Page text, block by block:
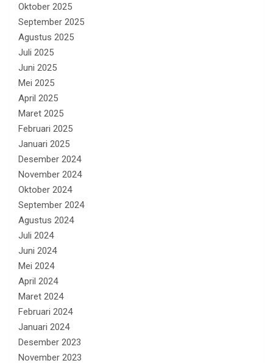
Oktober 2025
September 2025
Agustus 2025
Juli 2025
Juni 2025
Mei 2025
April 2025
Maret 2025
Februari 2025
Januari 2025
Desember 2024
November 2024
Oktober 2024
September 2024
Agustus 2024
Juli 2024
Juni 2024
Mei 2024
April 2024
Maret 2024
Februari 2024
Januari 2024
Desember 2023
November 2023